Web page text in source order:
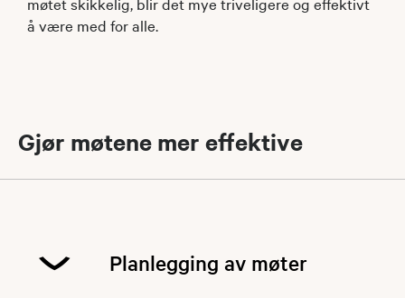
å være med for alle.
Gjør møtene mer effektive
Planlegging av møter